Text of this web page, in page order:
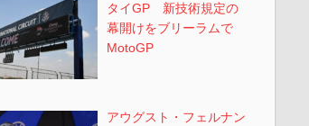
タイGP 新技術規定の
幕開けをブリーラムで
MotoGP
アウグスト・フェルナン